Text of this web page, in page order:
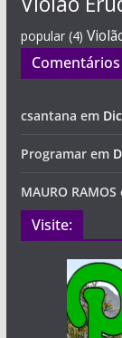
popular(4)
Comentários
csantana em
Programarem
MAURO RAMOS
Visite: